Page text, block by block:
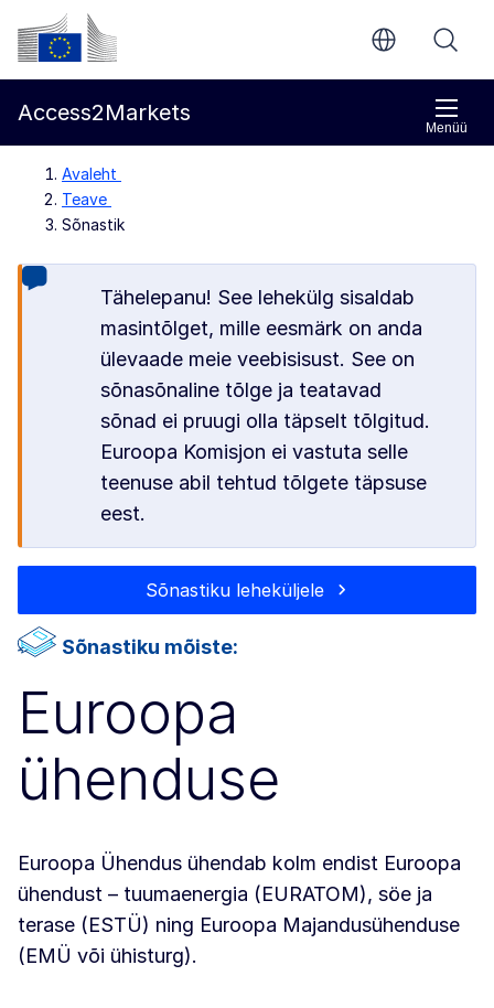
Põhisisu juurde
Euroopa Komisjon
Menüü
Access2Markets
Avaleht
Teave
Sõnastik
Tähelepanu! See lehekülg sisaldab
masintõlget, mille eesmärk on anda
ülevaade meie veebisisust. See on
sõnasõnaline tõlge ja teatavad
sõnad ei pruugi olla täpselt tõlgitud.
Euroopa Komisjon ei vastuta selle
teenuse abil tehtud tõlgete täpsuse
eest.
Sõnastiku leheküljele
Sõnastiku mõiste:
Euroopa
ühenduse
Euroopa Ühendus ühendab kolm endist Euroopa
ühendust – tuumaenergia (EURATOM), söe ja
terase (ESTÜ) ning Euroopa Majandusühenduse
(EMÜ või ühisturg).